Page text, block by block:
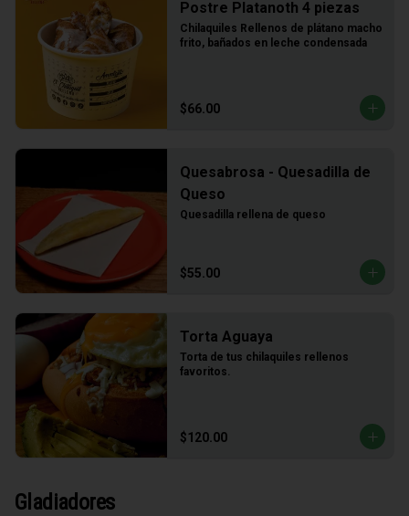
Postre Platanoth 4 piezas
Chilaquiles Rellenos de plátano macho
frito, bañados en leche condensada
$66.00
Quesabrosa - Quesadilla de
Queso
Quesadilla rellena de queso
$55.00
Torta Aguaya
Torta de tus chilaquiles rellenos
favoritos.
$120.00
Gladiadores